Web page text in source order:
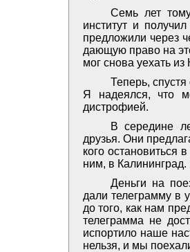
Семь лет
институт и
предложили через
дающую право на
мог снова уехать из
Теперь, спустя
Я надеялся, что
дистрофией.
В середине
друзья. Они
кого остановиться
ним, в Калининград.
Деньги на
дали телеграмму в
до того, как нам
телеграмма не
испортило наше
нельзя, и мы